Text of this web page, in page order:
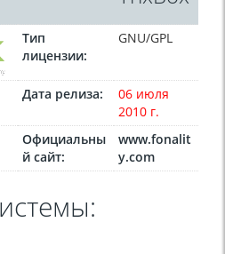
Тип
лицензии:
GNU/GPL
Дата релиза:
06 июля
2010 г.
Официальны
й сайт:
www.fonalit
y.com